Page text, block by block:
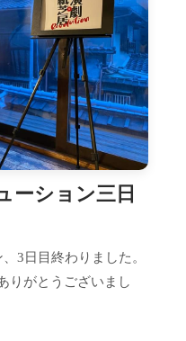
ーション三日
3日目終わりました。
りがとうございまし